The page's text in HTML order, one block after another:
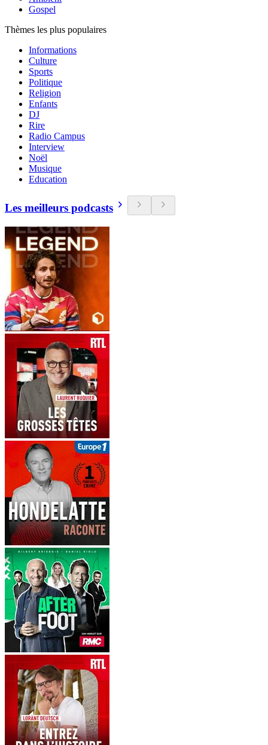
Gospel
Thèmes les plus populaires
Informations
Culture
Sports
Politique
Religion
Enfants
DJ
Rire
Radio Campus
Interview
Noël
Musique
Education
Les meilleurs podcasts